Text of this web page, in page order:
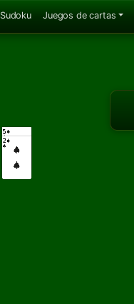
Sudoku Juegos de cartas